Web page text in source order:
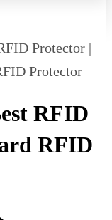
Protector |
Protector
RFID
RFID